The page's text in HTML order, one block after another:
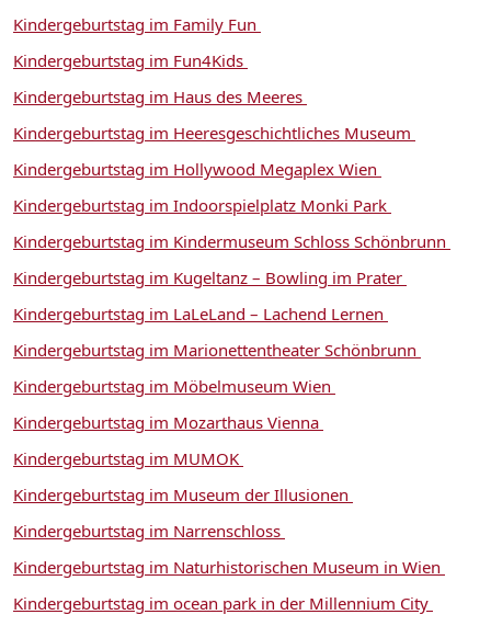
Kindergeburtstag im Family Fun
Kindergeburtstag im Fun4Kids
Kindergeburtstag im Haus des Meeres
Kindergeburtstag im Heeresgeschichtliches Museum
Kindergeburtstag im Hollywood Megaplex Wien
Kindergeburtstag im Indoorspielplatz Monki Park
Kindergeburtstag im Kindermuseum Schloss Schönbrunn
Kindergeburtstag im Kugeltanz – Bowling im Prater
Kindergeburtstag im LaLeLand – Lachend Lernen
Kindergeburtstag im Marionettentheater Schönbrunn
Kindergeburtstag im Möbelmuseum Wien
Kindergeburtstag im Mozarthaus Vienna
Kindergeburtstag im MUMOK
Kindergeburtstag im Museum der Illusionen
Kindergeburtstag im Narrenschloss
Kindergeburtstag im Naturhistorischen Museum in Wien
Kindergeburtstag im ocean park in der Millennium City